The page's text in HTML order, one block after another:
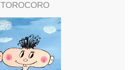
TOROCORO